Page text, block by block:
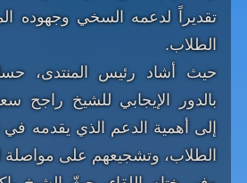
تقديراً لدعمه السخي وجهوده
الطلاب.
حيث أشاد رئيس المنتدى،
بالدور الإيجابي للشيخ راجح
إلى أهمية الدعم الذي يقدمه في
الطلاب، وتشجيعهم على مواصلة